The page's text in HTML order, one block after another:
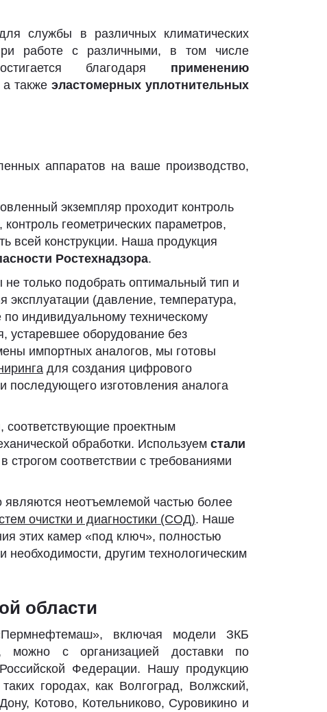
службы в различных климатических
работе с различными, в том числе
благодаря применению
а также эластомерных уплотнительных
аппаратов на ваше производство,
экземпляр проходит контроль
, контроль геометрических параметров,
всей конструкции. Наша продукция
Ростехнадзора.
только подобрать оптимальный тип и
эксплуатации (давление, температура,
индивидуальному техническому
устаревшее оборудование без
импортных аналогов, мы готовы
для создания цифрового
последующего изготовления аналога
проектным
обработки. Используем стали
строгом соответствии с требованиями
являются неотъемлемой частью более
очистки и диагностики (СОД). Наше
этих камер «под ключ», полностью
другим технологическим
области
включая модели ЗКБ
с организацией доставки по
Федерации. Нашу продукцию
городах, как Волгоград, Волжский,
Котово, Котельниково, Суровикино и